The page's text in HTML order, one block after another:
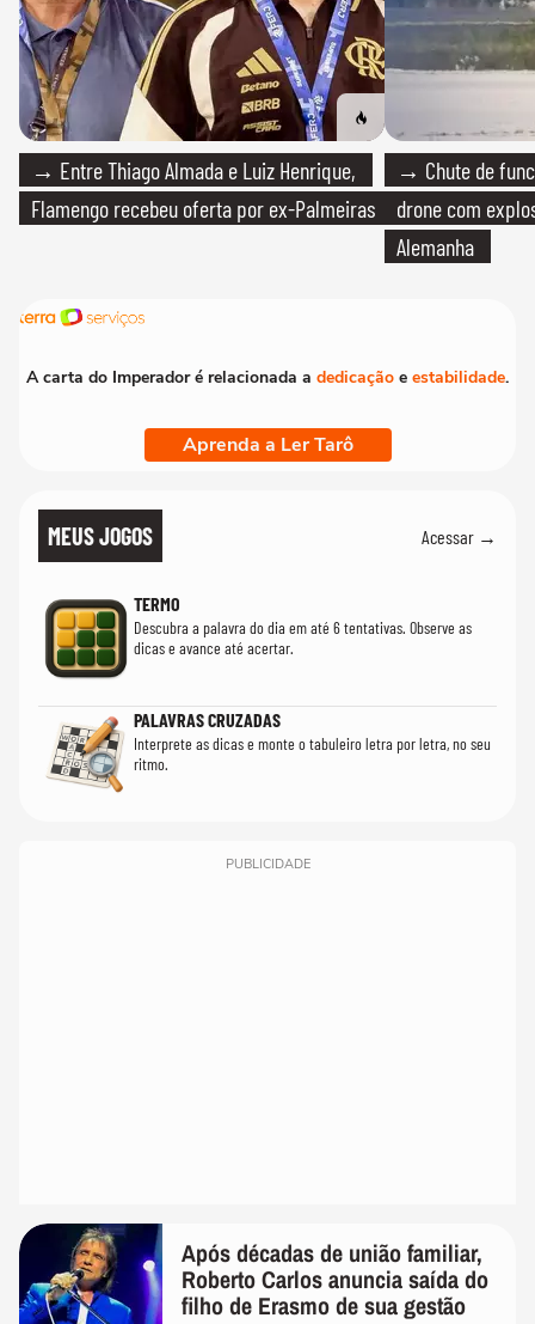
→ Entre Thiago Almada e Luiz Henrique,
Flamengo recebeu oferta por ex-Palmeiras
→ Chute de
drone com
Alemanha
A carta do Imperador é relacionada a dedicação e estabilidade.
Aprenda a Ler Tarô
MEUS JOGOS Acessar →
TERMO
Descubra a palavra do dia em até 6 tentativas. Observe as
dicas e avance até acertar.
PALAVRAS CRUZADAS
Interprete as dicas e monte o tabuleiro letra por letra, no seu
ritmo.
PUBLICIDADE
Após décadas de união familiar,
Roberto Carlos anuncia saída do
filho de Erasmo de sua gestão